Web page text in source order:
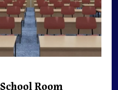
School Room